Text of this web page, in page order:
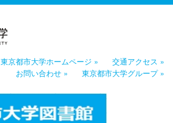
東京都市大学ホームページ »
交通アクセス »
お問い合わせ »
東京都市大学グループ »